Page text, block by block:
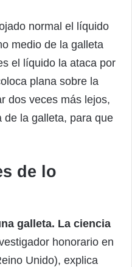
normal el líquido
medio de la galleta
el líquido la ataca por
plana sobre la
dos veces más lejos,
de la galleta, para que
de lo
galleta. La ciencia
honorario en
Unido), explica